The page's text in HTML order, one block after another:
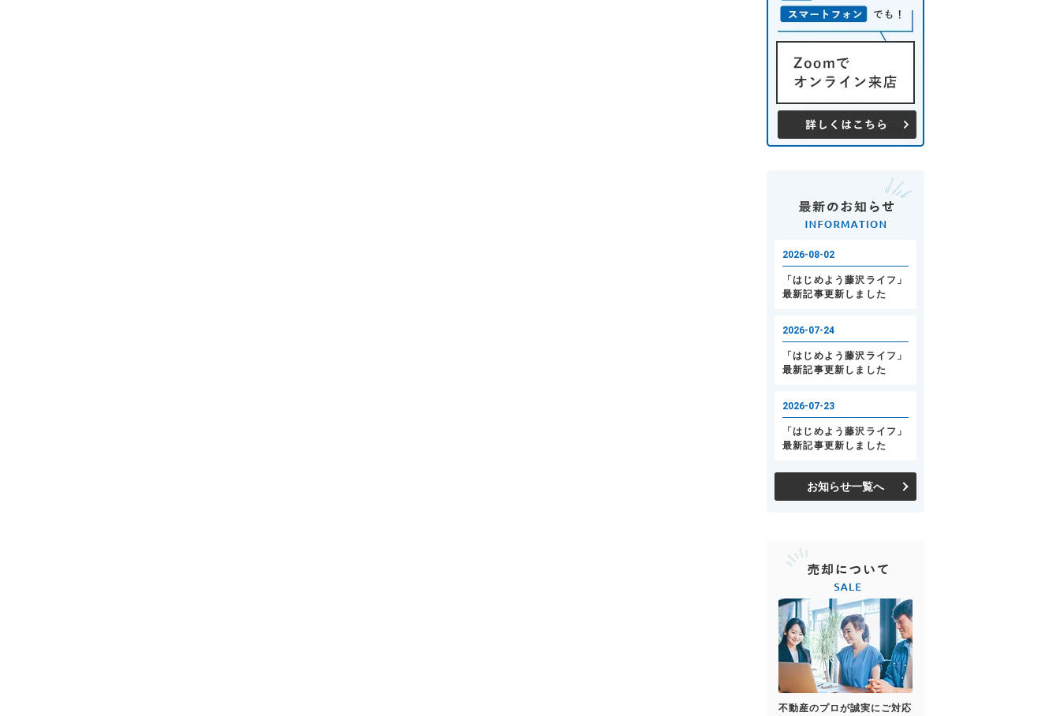
お知らせ一覧へ
不動産のプロが誠実にご対応